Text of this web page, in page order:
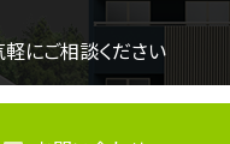
にご相談ください